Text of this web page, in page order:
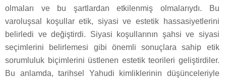
olmaları ve bu şartlardan etkilenmiş olmalarıydı. Bu
varoluşsal koşullar etik, siyasi ve estetik hassasiyetlerini
belirledi ve değiştirdi. Siyasi koşullarının şahsi ve siyasi
seçimlerini belirlemesi gibi önemli sonuçlara sahip etik
sorumluluk biçimlerini üstlenen estetik teorileri geliştirdiler.
Bu anlamda, tarihsel Yahudi kimliklerinin düşünceleriyle